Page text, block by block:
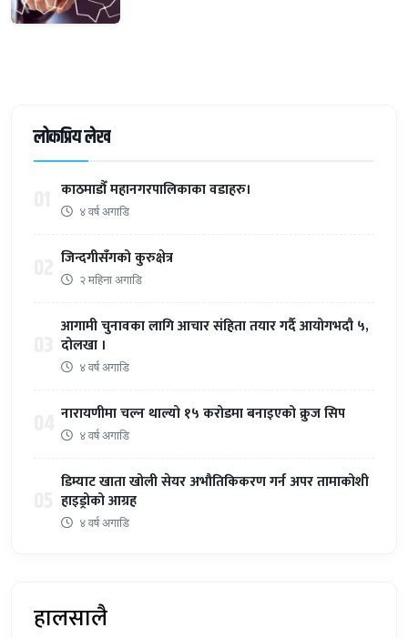
लोकप्रिय लेख
काठमाडौँ महानगरपालिकाका वडाहरु।
४ वर्ष अगाडि
जिन्दगीसँगको कुरुक्षेत्र
२ महिना अगाडि
आगामी चुनावका लागि आचार संहिता तयार गर्दै आयोगभदौ ५,
दोलखा ।
४ वर्ष अगाडि
नारायणीमा चल्न थाल्यो १५ करोडमा बनाइएको क्रुज सिप
४ वर्ष अगाडि
डिम्याट खाता खोली सेयर अभौतिकिकरण गर्न अपर तामाकोशी
हाइड्रोको आग्रह
४ वर्ष अगाडि
हालसालै